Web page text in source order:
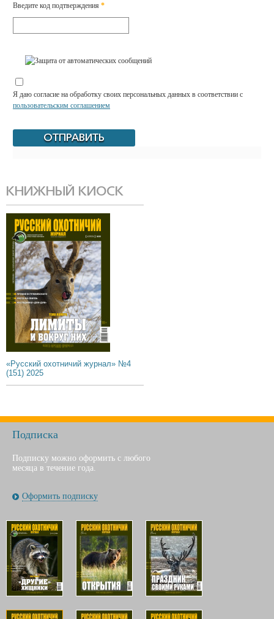
Введите код подтверждения *
Я даю согласие на обработку своих персональных данных в соответствии с
пользовательским соглашением
КНИЖНЫЙ КИОСК
«Русский охотничий журнал» №4
(151) 2025
Подписка
Подписку можно оформить с любого
месяца в течение года.
Оформить подписку